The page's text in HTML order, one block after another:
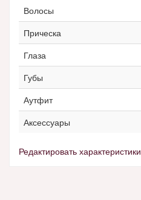
Волосы
Прическа
Глаза
Губы
Аутфит
Аксессуары
Редактировать характеристики